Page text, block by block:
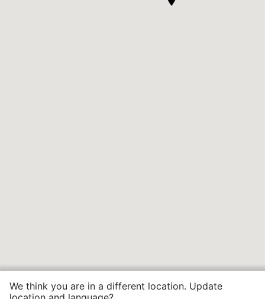
We think you are in a different location. Update